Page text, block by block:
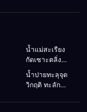
น้ำแม่สะเรียง
กัดเซาะตลิ่ง
พัง 5 เมตร
หน้าดินถล่ม
กว้าง 30
เมตร จ่อบ้าน
น้ำปายทะลุจุด
วิกฤติ ทะลัก
เกษตร–บ้าน